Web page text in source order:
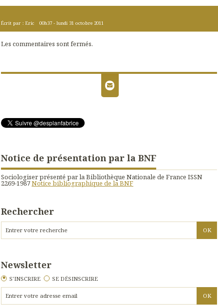
Notice de présentation par la BNF
Sociologiser présenté par la Bibliothèque Nationale de France ISSN
2269-1987Notice bibliographique de la BNF
Rechercher
Newsletter
S'INSCRIRE SE DÉSINSCRIRE
Écrit par : Eric 00h37 -lundi 31 octobre 2011
Les commentaires sont fermés.